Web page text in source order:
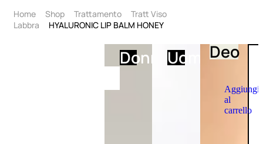
DonnaUomoDeo
Aggiungi
al
carrello
Home Shop Trattamento
Tratt Viso
Labbra
HYALURONIC LIP BALM HONEY